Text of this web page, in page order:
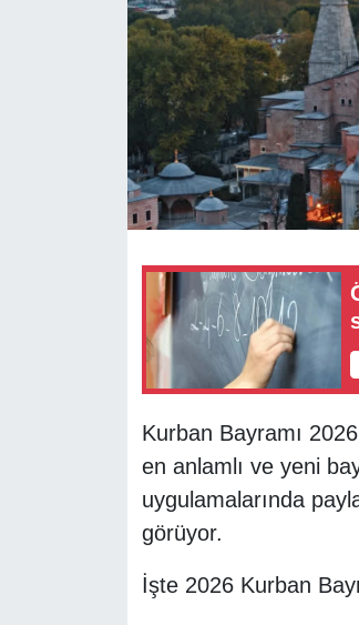
Kurban Bayramı
en anlamlı ve yeni
uygulamalarında
görüyor.
İşte 2026 Kurban